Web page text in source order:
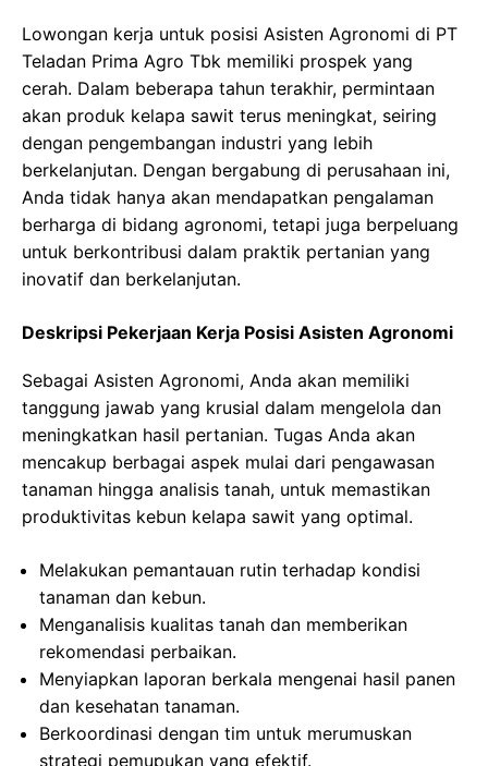
Lowongan kerja untuk posisi Asisten Agronomi di PT
Teladan Prima Agro Tbk memiliki prospek yang
cerah. Dalam beberapa tahun terakhir, permintaan
akan produk kelapa sawit terus meningkat, seiring
dengan pengembangan industri yang lebih
berkelanjutan. Dengan bergabung di perusahaan ini,
Anda tidak hanya akan mendapatkan pengalaman
berharga di bidang agronomi, tetapi juga berpeluang
untuk berkontribusi dalam praktik pertanian yang
inovatif dan berkelanjutan.
Deskripsi Pekerjaan Kerja Posisi Asisten Agronomi
Sebagai Asisten Agronomi, Anda akan memiliki
tanggung jawab yang krusial dalam mengelola dan
meningkatkan hasil pertanian. Tugas Anda akan
mencakup berbagai aspek mulai dari pengawasan
tanaman hingga analisis tanah, untuk memastikan
produktivitas kebun kelapa sawit yang optimal.
Melakukan pemantauan rutin terhadap kondisi
tanaman dan kebun.
Menganalisis kualitas tanah dan memberikan
rekomendasi perbaikan.
Menyiapkan laporan berkala mengenai hasil panen
dan kesehatan tanaman.
Berkoordinasi dengan tim untuk merumuskan
strategi pemupukan yang efektif.